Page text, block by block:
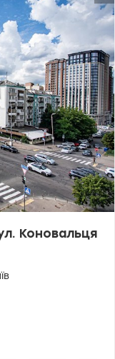
у паркінгу Цегляний
Ідеальний
Перегляд за
для покупця.
Коновальця